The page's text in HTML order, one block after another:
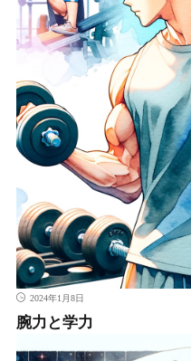
2024年1月8日
腕力と学力